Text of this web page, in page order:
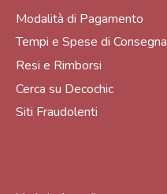
Modalità di Pagamento
Tempi e Spese di Consegna
Resi e Rimborsi
Cerca su Decochic
Siti Fraudolenti